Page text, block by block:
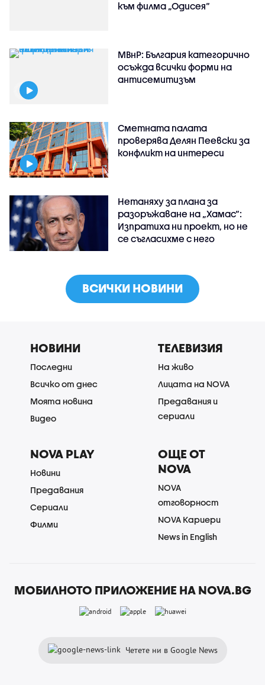
към филма „Одисея“
МВнР: България категорично
осъжда всички форми на
антисемитизъм
Сметната палата
проверява Делян Пеевски за
конфликт на интереси
Нетаняху за плана за
разоръжаване на „Хамас“:
Изпратиха ни проект, но не
се съгласихме с него
ВСИЧКИ НОВИНИ
НОВИНИ
Последни
Всичко от днес
Моята новина
Видео
ТЕЛЕВИЗИЯ
На живо
Лицата на NOVA
Предавания и
сериали
NOVA PLAY
Новини
Предавания
Сериали
Филми
ОЩЕ ОТ
NOVA
NOVA
отговорност
NOVA Кариери
News in English
МОБИЛНОТО ПРИЛОЖЕНИЕ НА NOVA.BG
Четете ни в Google News